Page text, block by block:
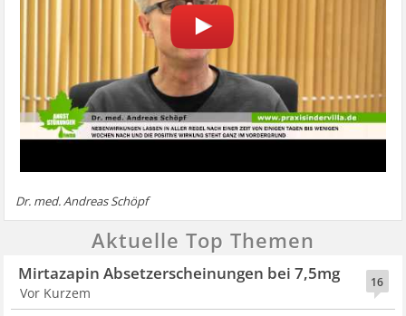
Dr. med. Andreas Schöpf
Aktuelle Top Themen
16
Mirtazapin Absetzerscheinungen bei 7,5mg
Vor Kurzem